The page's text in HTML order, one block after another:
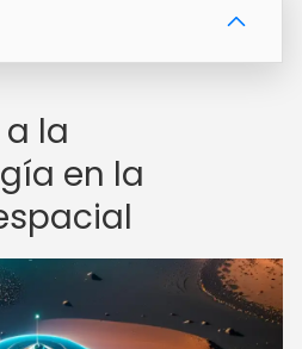
la
en la